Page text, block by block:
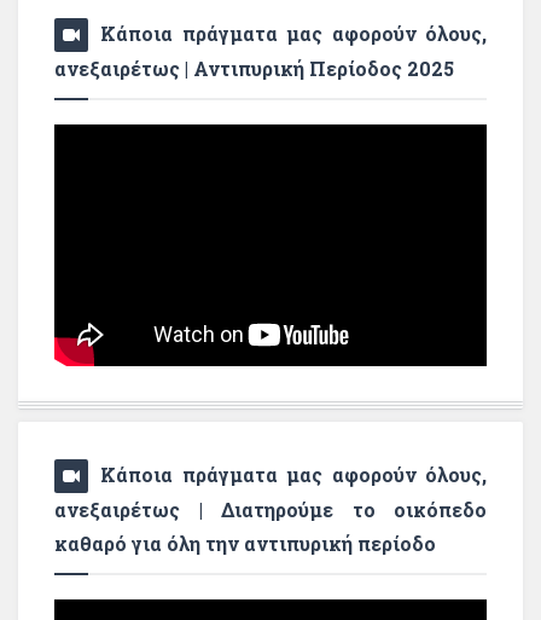
Κάποια πράγματα μας αφορούν όλους,
ανεξαιρέτως | Αντιπυρική Περίοδος 2025
Κάποια πράγματα μας αφορούν όλους,
ανεξαιρέτως | Διατηρούμε το οικόπεδο
καθαρό για όλη την αντιπυρική περίοδο